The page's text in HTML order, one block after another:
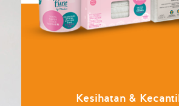
Kesihatan &